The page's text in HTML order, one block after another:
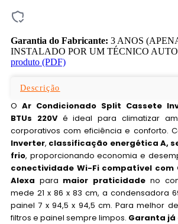
Garantia do Fabricante: 3 ANOS
INSTALADO POR UM TÉCNICO
produto (PDF)
Descrição
O Ar Condicionado Split Cassete
BTUs 220Vé ideal para climatizar
corporativos com eficiência e conforto.
Inverter, classificação energética A,
frio, proporcionando economia e
conectividade Wi-Fi compatível com
Alexa para maior praticidade no
mede 21 x 86 x 83 cm, a condensadora
painel 7 x 94,5 x 94,5 cm. Para melhor
filtros e painel sempre limpos. Garanta já